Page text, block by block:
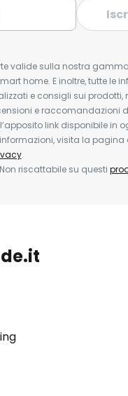
valide sulla nostra
home. E inoltre, tutte le
e consigli sui
e raccomandazioni
link disponibile in
visita la pagina
.
riscattabile su questi